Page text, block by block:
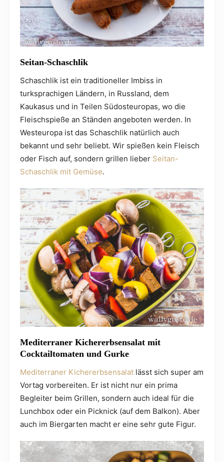
Seitan-Schaschlik
Schaschlik ist ein traditioneller Imbiss in
turksprachigen Ländern, in Russland, dem
Kaukasus und in Teilen Südosteuropas, wo die
Fleischspieße an Ständen angeboten werden. In
Westeuropa ist das Schaschlik natürlich auch
bekannt und sehr beliebt. Wir spießen kein Fleisch
oder Fisch auf, sondern grillen lieber Seitan-
Schaschlik mit Gemüse.
Mediterraner Kichererbsensalat mit
Cocktailtomaten und Gurke
Mediterraner Kichererbsensalat lässt sich super am
Vortag vorbereiten. Er ist nicht nur ein prima
Begleiter beim Grillen, sondern auch ideal für die
Lunchbox oder ein Picknick (auf dem Balkon). Aber
auch im Biergarten macht er eine sehr gute Figur.